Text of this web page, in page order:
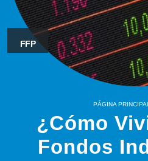
FFP
PÁGINA PRINCIPAL
¿Cómo
Fondos